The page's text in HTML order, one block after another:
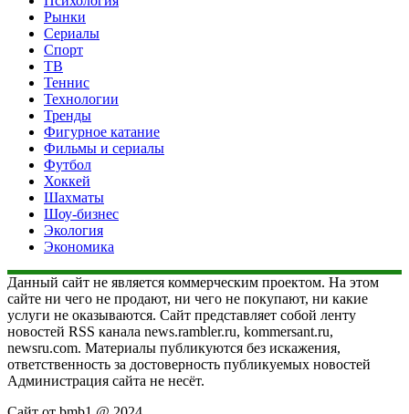
Рынки
Сериалы
Спорт
ТВ
Теннис
Технологии
Тренды
Фигурное катание
Фильмы и сериалы
Футбол
Хоккей
Шахматы
Шоу-бизнес
Экология
Экономика
Данный сайт не является коммерческим проектом. На этом
сайте ни чего не продают, ни чего не покупают, ни какие
услуги не оказываются. Сайт представляет собой ленту
новостей RSS канала news.rambler.ru, kommersant.ru,
newsru.com. Материалы публикуются без искажения,
ответственность за достоверность публикуемых новостей
Администрация сайта не несёт.